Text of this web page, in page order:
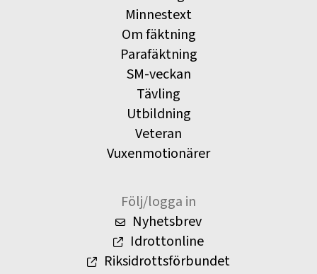
Minnestext
Om fäktning
Parafäktning
SM-veckan
Tävling
Utbildning
Veteran
Vuxenmotionärer
Följ/logga in
Nyhetsbrev
Idrottonline
Riksidrottsförbundet